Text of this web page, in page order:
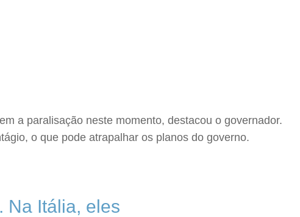
a paralisação neste momento, destacou o governador.
o que pode atrapalhar os planos do governo.
Na Itália, eles